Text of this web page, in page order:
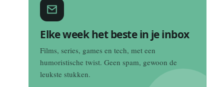
Elke week het beste in je inbox
Films, series, games en tech, met een
humoristische twist. Geen spam, gewoon de
leukste stukken.